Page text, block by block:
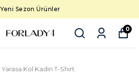
Yeni Sezon Ürünler
0
Yarasa Kol Kadın T-Shirt